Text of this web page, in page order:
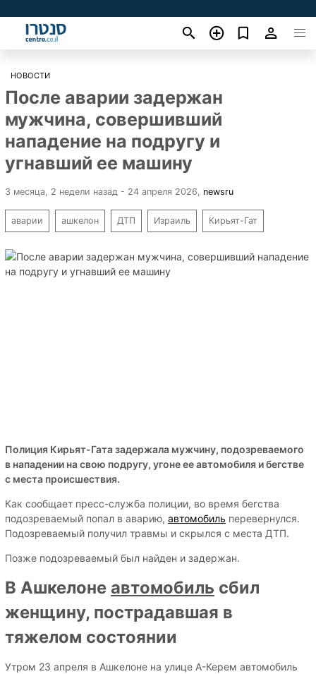
НОВОСТИ
После аварии задержан
мужчина, совершивший
нападение на подругу и
угнавший ее машину
3 месяца, 2 недели назад - 24 апреля 2026 newsru
аварии ашкелон ДТП Израиль Кирьят-Гат
Полиция Кирьят-Гата задержала мужчину, подозреваемого
в нападении на свою подругу, угоне ее автомобиля и бегстве
с места происшествия.
Как сообщает пресс-служба полиции, во время бегства
подозреваемый попал в аварию, автомобиль перевернулся.
Подозреваемый получил травмы и скрылся с места ДТП.
Позже подозреваемый был найден и задержан.
В Ашкелоне автомобиль сбил
женщину, пострадавшая в
тяжелом состоянии
Утром 23 апреля в Ашкелоне на улице А-Керем автомобиль